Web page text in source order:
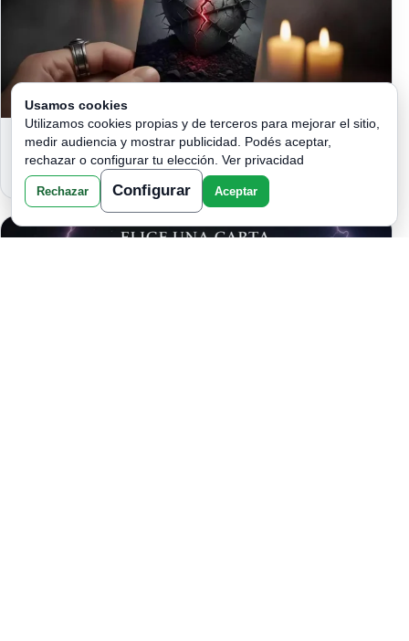
EL CORAZÓN DE PIEDRA: LO QUE TU
ALMA ESTÁ PIDIENDO A GRITOS
Usamos cookies
Utilizamos cookies propias y de terceros para mejorar el sitio,
medir audiencia y mostrar publicidad. Podés aceptar,
rechazar o configurar tu elección. Ver privacidad
Rechazar Configurar Aceptar